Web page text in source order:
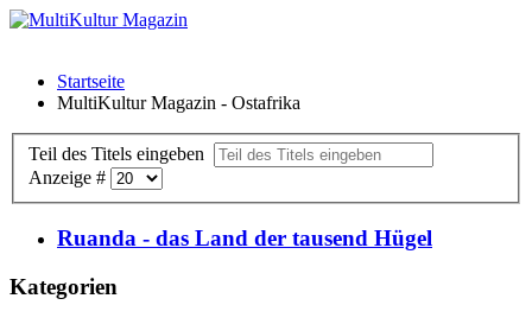
Startseite
MultiKultur Magazin - Ostafrika
Teil des Titels eingeben
Anzeige #
Ruanda - das Land der tausend Hügel
Kategorien